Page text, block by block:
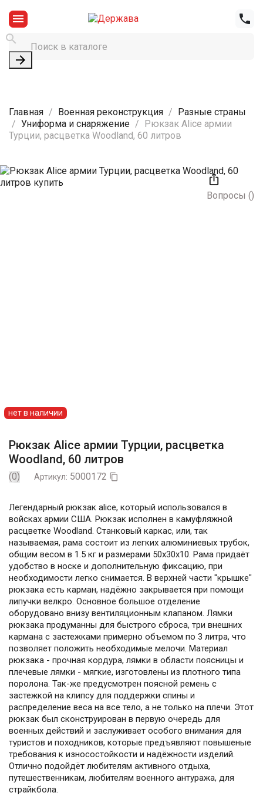




Главная Военная реконструкция
Разные страны
Униформа и снаряжение
Рюкзак Alice армии
Турции, расцветка Woodland, 60 литров

Вопросы ()
нет в наличии
Рюкзак Alice армии Турции, расцветка
Woodland, 60 литров
(0) Артикул: 5000172 
Легендарный рюкзак alice, который использовался в
войсках армии США. Рюкзак исполнен в камуфляжной
расцветке Woodland. Станковый каркас, или, так
называемая, рама состоит из легких алюминиевых трубок,
общим весом в 1.5 кг и размерами 50х30х10. Рама придаёт
удобство в носке и дополнительную фиксацию, при
необходимости легко снимается. В верхней части "крышке"
рюкзака есть карман, надёжно закрывается при помощи
липучки велкро. Основное большое отделение
оборудовано внизу вентиляционным клапаном. Лямки
рюкзака продуманны для быстрого сброса, три внешних
кармана с застежками примерно объемом по 3 литра, что
позволяет положить необходимые мелочи. Материал
рюкзака - прочная кордура, лямки в области поясницы и
плечевые лямки - мягкие, изготовлены из плотного типа
поролона. Так-же предусмотрен поясной ремень с
застежкой на клипсу для поддержки спины и
распределение веса на все тело, а не только на плечи. Этот
рюкзак был сконструирован в первую очередь для
военных действий и заслуживает особого внимания для
туристов и походников, которые предъявляют повышеные
требования к износостойкости и надёжности изделий.
Отлично подойдёт любителям активного отдыха,
путешественникам, любителям военного антуража, для
страйкбола.